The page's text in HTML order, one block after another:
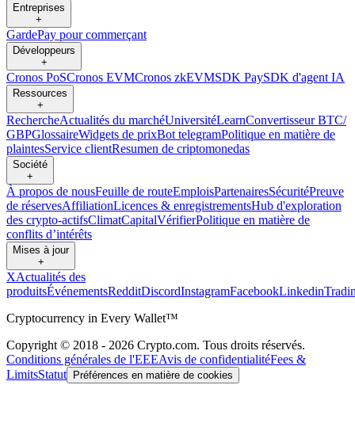
Entreprises
+
GardePay pour commerçant
Développeurs
+
Cronos PoSCronos EVMCronos zkEVMSDK PaySDK d'agent IA
Ressources
+
RechercheActualités du marchéUniversitéLearnConvertisseur BTC/
GBPGlossaireWidgets de prixBot telegramPolitique en matière de
plaintesService clientResumen de criptomonedas
Société
+
À propos de nousFeuille de routeEmploisPartenairesSécuritéPreuve
de réservesAffiliationLicences & enregistrementsHub d'exploration
des crypto-actifsClimatCapitalVérifierPolitique en matière de
conflits d’intérêts
Mises à jour
+
XActualités des
produitsÉvénementsRedditDiscordInstagramFacebookLinkedin
Cryptocurrency in Every Wallet™
Copyright © 2018 - 2026 Crypto.com. Tous droits réservés.
Conditions générales de l'EEEAvis de confidentialitéFees &
LimitsStatut Préférences en matière de cookies